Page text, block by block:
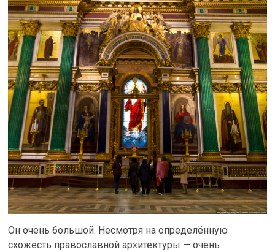
Он очень большой. Несмотря на определённую
схожесть православной архитектуры — очень